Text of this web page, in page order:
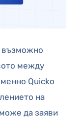
възможно
между
Quicko
на
да заяви